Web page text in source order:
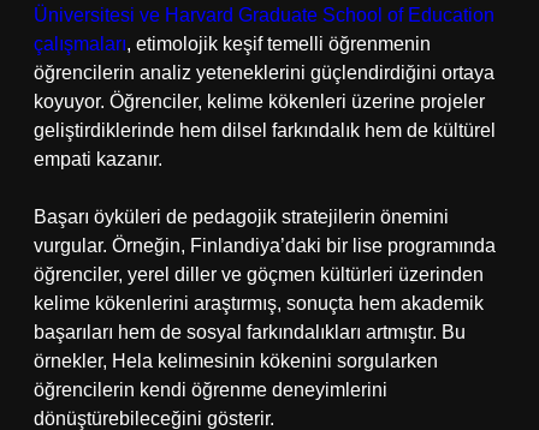
Üniversitesi ve Harvard Graduate School of Education
çalışmaları, etimolojik keşif temelli öğrenmenin
öğrencilerin analiz yeteneklerini güçlendirdiğini ortaya
koyuyor. Öğrenciler, kelime kökenleri üzerine projeler
geliştirdiklerinde hem dilsel farkındalık hem de kültürel
empati kazanır.
Başarı öyküleri de pedagojik stratejilerin önemini
vurgular. Örneğin, Finlandiya’daki bir lise programında
öğrenciler, yerel diller ve göçmen kültürleri üzerinden
kelime kökenlerini araştırmış, sonuçta hem akademik
başarıları hem de sosyal farkındalıkları artmıştır. Bu
örnekler, Hela kelimesinin kökenini sorgularken
öğrencilerin kendi öğrenme deneyimlerini
dönüştürebileceğini gösterir.